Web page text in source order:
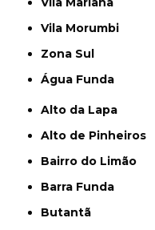
Vila Morumbi
Zona Sul
Água Funda
Alto da Lapa
Alto de Pinheiros
Bairro do Limão
Barra Funda
Butantã